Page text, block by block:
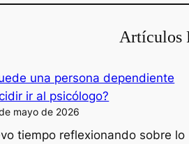
Artículos
una persona dependiente
ir al psicólogo?
mayo de 2026
tiempo reflexionando sobre lo